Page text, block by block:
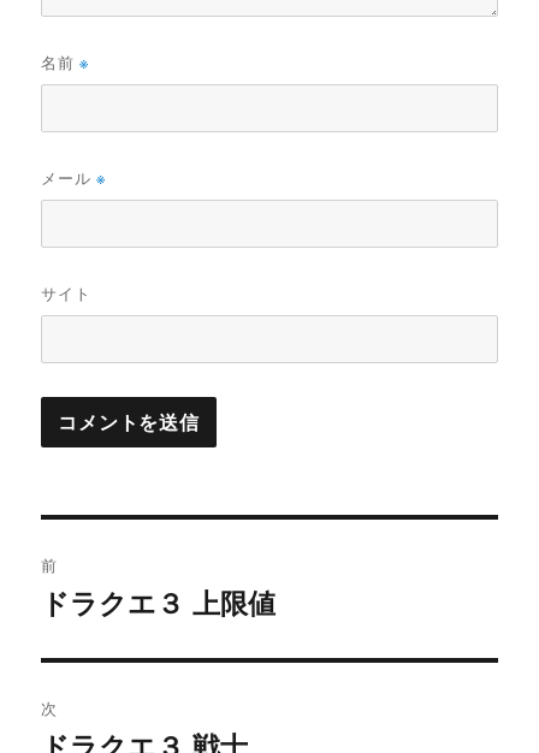
名前※
メール※
サイト
稿
ビ
ゲ
前
前
投
稿:
ドラクエ３ 上限値
次
次